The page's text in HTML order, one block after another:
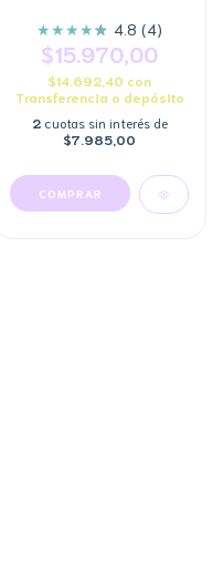
★★★★★
★ 4.8 (4)
$15.970,00
$14.692,40 con
Transferencia o depósito
2 cuotas sin interés de
$7.985,00
COMPRAR